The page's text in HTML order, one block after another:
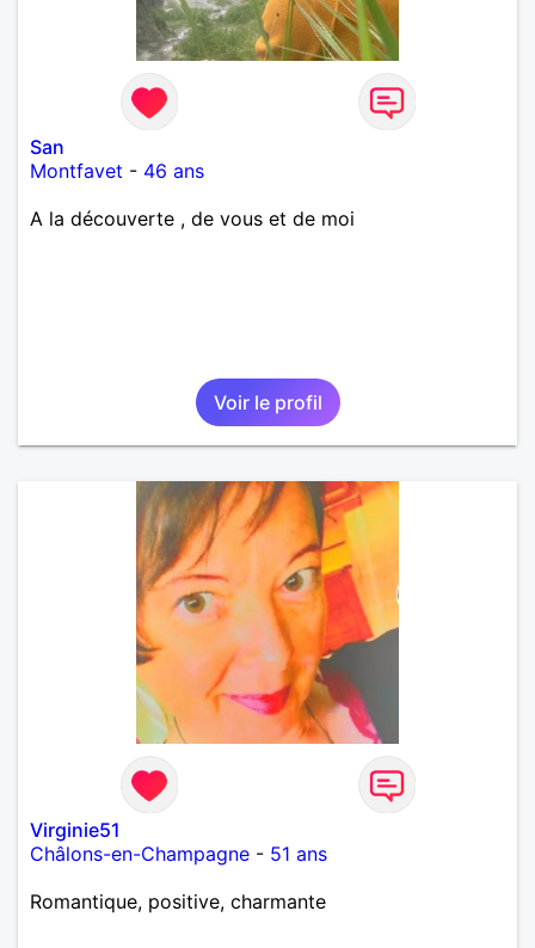
San
Montfavet - 46 ans
A la découverte , de vous et de moi
Voir le profil
Virginie51
Châlons-en-Champagne - 51 ans
Romantique, positive, charmante